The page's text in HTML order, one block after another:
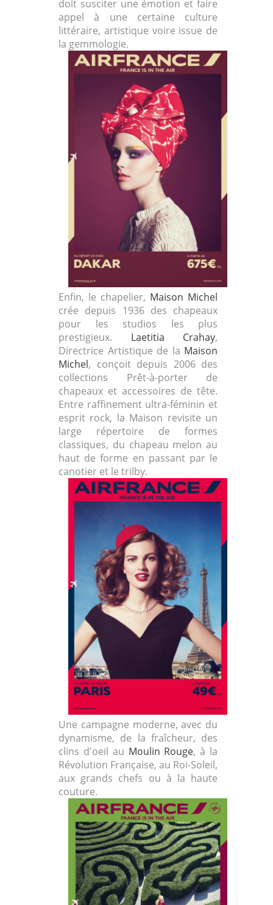
doit susciter une émotion et faire
appel à une certaine culture
littéraire, artistique voire issue de
la gemmologie.
Enfin, le chapelier, Maison Michel
crée depuis 1936 des chapeaux
pour les studios les plus
prestigieux. Laetitia Crahay,
Directrice Artistique de la Maison
Michel, conçoit depuis 2006 des
collections Prêt-à-porter de
chapeaux et accessoires de tête.
Entre raffinement ultra-féminin et
esprit rock, la Maison revisite un
large répertoire de formes
classiques, du chapeau melon au
haut de forme en passant par le
canotier et le trilby.
Une campagne moderne, avec du
dynamisme, de la fraîcheur, des
clins d'oeil au Moulin Rouge, à la
Révolution Française, au Roi-Soleil,
aux grands chefs ou à la haute
couture.